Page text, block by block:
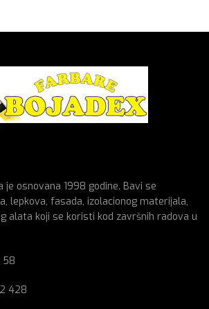
je osnovana 1998 godine. Bavi se
lepkova, fasada, izolacionog materijala,
alata koji se koristi kod završnih radova u
58
428